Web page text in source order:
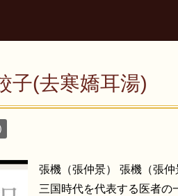
子(去寒嬌耳湯)
張機（張仲景） 張機（張仲
三国時代を代表する医者の